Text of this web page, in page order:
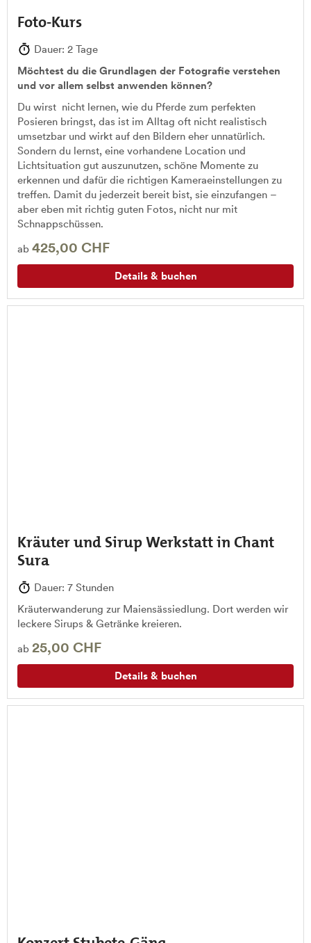
Foto-Kurs
Dauer: 2 Tage
Möchtest du die Grundlagen der Fotografie verstehen
und vor allem selbst anwenden können?
Du wirst nicht lernen, wie du Pferde zum perfekten
Posieren bringst, das ist im Alltag oft nicht realistisch
umsetzbar und wirkt auf den Bildern eher unnatürlich.
Sondern du lernst, eine vorhandene Location und
Lichtsituation gut auszunutzen, schöne Momente zu
erkennen und dafür die richtigen Kameraeinstellungen zu
treffen. Damit du jederzeit bereit bist, sie einzufangen –
aber eben mit richtig guten Fotos, nicht nur mit
Schnappschüssen.
ab 425,00 CHF
Details & buchen
Kräuter und Sirup Werkstatt in Chant
Sura
Dauer: 7 Stunden
Kräuterwanderung zur Maiensässiedlung. Dort werden wir
leckere Sirups & Getränke kreieren.
ab 25,00 CHF
Details & buchen